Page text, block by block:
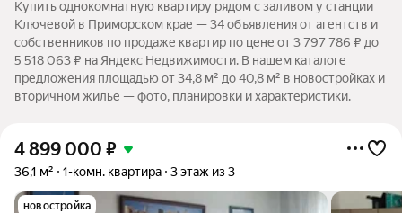
Купить однокомнатную квартиру рядом с заливом у станции
Ключевой в Приморском крае — 34 объявления от агентств и
собственников по продаже квартир по цене от 3 797 786 ₽ до
5 518 063 ₽ на Яндекс Недвижимости. В нашем каталоге
предложения площадью от 34,8 м² до 40,8 м² в новостройках и
вторичном жилье — фото, планировки и характеристики.
4 899 000 ₽
36,1 м² 1-комн. квартира 3 этаж из 3
новостройка